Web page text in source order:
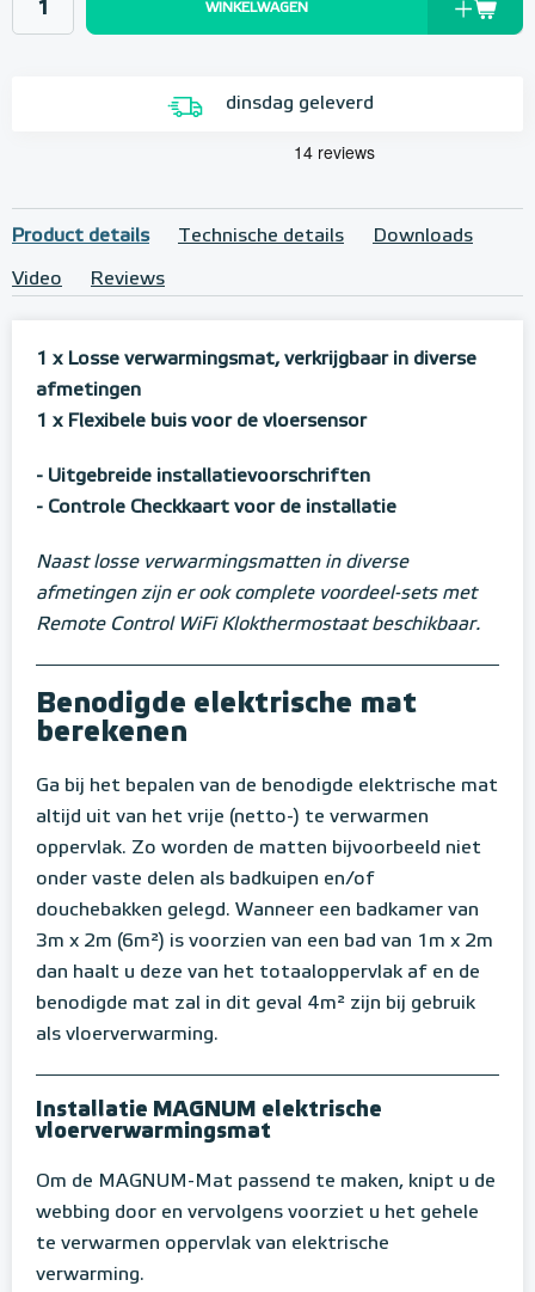
WINKELWAGEN
dinsdag geleverd
Product details Technische details Downloads
Video Reviews
1 x Losse verwarmingsmat, verkrijgbaar in diverse
afmetingen
1 x Flexibele buis voor de vloersensor
- Uitgebreide installatievoorschriften
- Controle Checkkaart voor de installatie
Naast losse verwarmingsmatten in diverse
afmetingen zijn er ook complete voordeel-sets met
Remote Control WiFi Klokthermostaat beschikbaar.
Benodigde elektrische mat
berekenen
Ga bij het bepalen van de benodigde elektrische mat
altijd uit van het vrije (netto-) te verwarmen
oppervlak. Zo worden de matten bijvoorbeeld niet
onder vaste delen als badkuipen en/of
douchebakken gelegd. Wanneer een badkamer van
3m x 2m (6m²) is voorzien van een bad van 1m x 2m
dan haalt u deze van het totaaloppervlak af en de
benodigde mat zal in dit geval 4m² zijn bij gebruik
als vloerverwarming.
Installatie MAGNUM elektrische
vloerverwarmingsmat
Om de MAGNUM-Mat passend te maken, knipt u de
webbing door en vervolgens voorziet u het gehele
te verwarmen oppervlak van elektrische
verwarming.